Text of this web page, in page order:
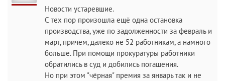
Новости устаревшие.
С тех пор произошла ещё одна остановка
производства, уже по задолженности за февраль и
март, причём, далеко не 52 работникам, а намного
больше. При помощи прокуратуры работники
обратились в суд и добились погашения.
Но при этом "чёрная" премия за январь так и не